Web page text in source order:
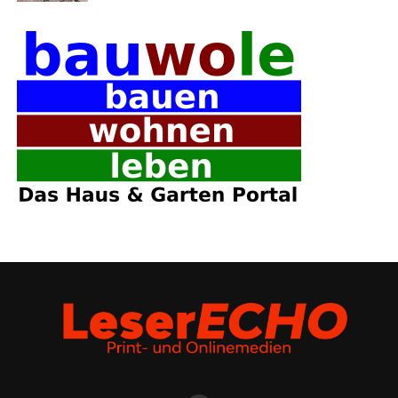
Über­brü­ckungs­geld (‘Ster­be­geld’)
Hin­ter­blie­be­ne von Abge­ord­ne­ten haben Anspruch auf
Über­brü­ckungs­geld, das die Umstel­lung auf die neu­en
Lebens­ver­hält­nis­se finan­zi­ell erleich­tern soll. Das Über­
brü­ckungs­geld ent­spricht der Höhe einer monat­li­chen
Abge­ord­ne­ten­ent­schä­di­gung. Bei einer Dau­er der Mit­
glied­schaft im Deut­schen Bun­des­tag von mehr als acht
Abgeordnetenentschädigung.
Frü­her dien­te das Über­brü­ckungs­geld auch zur Abde­
ckung von Bestat­tungs­kos­ten („Ster­be­geld“). Weil die­
ses so genann­te Ster­be­geld bei den in der gesetz­li­chen
len ist, ist auch das Über­brü­ckungs­geld für die Abge­ord­